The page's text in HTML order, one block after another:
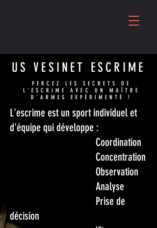
US VESINET ESCRIME
PERCEZ LES SECRETS DE
L'ESCRIME AVEC UN MAÎTRE
D'ARMES EXPÉRIMENTÉ !
L'escrime est un sport individuel et
d'équipe qui développe :
Coordination
Concentration
Observation
Analyse
Prise de
décision